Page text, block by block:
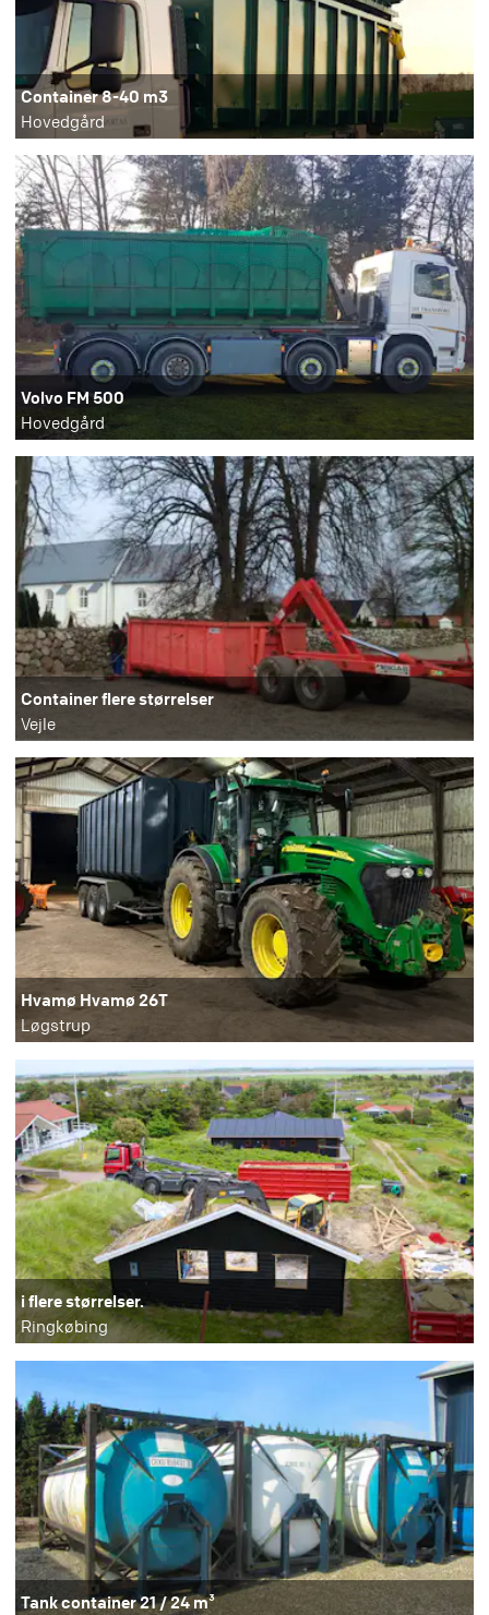
Container 8-40 m3
Hovedgård
Volvo FM 500
Hovedgård
Container flere størrelser
Vejle
Hvamø Hvamø 26T
Løgstrup
i flere størrelser.
Ringkøbing
Tank container 21 / 24 m³